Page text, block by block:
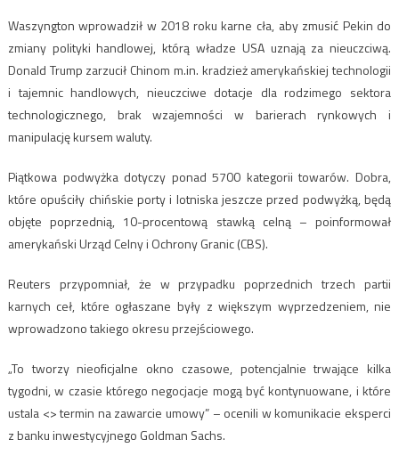
Waszyngton wprowadził w 2018 roku karne cła, aby zmusić Pekin do
zmiany polityki handlowej, którą władze USA uznają za nieuczciwą.
Donald Trump zarzucił Chinom m.in. kradzież amerykańskiej technologii
i tajemnic handlowych, nieuczciwe dotacje dla rodzimego sektora
technologicznego, brak wzajemności w barierach rynkowych i
manipulację kursem waluty.
Piątkowa podwyżka dotyczy ponad 5700 kategorii towarów. Dobra,
które opuściły chińskie porty i lotniska jeszcze przed podwyżką, będą
objęte poprzednią, 10-procentową stawką celną – poinformował
amerykański Urząd Celny i Ochrony Granic (CBS).
Reuters przypomniał, że w przypadku poprzednich trzech partii
karnych ceł, które ogłaszane były z większym wyprzedzeniem, nie
wprowadzono takiego okresu przejściowego.
„To tworzy nieoficjalne okno czasowe, potencjalnie trwające kilka
tygodni, w czasie którego negocjacje mogą być kontynuowane, i które
ustala <> termin na zawarcie umowy” – ocenili w komunikacie eksperci
z banku inwestycyjnego Goldman Sachs.